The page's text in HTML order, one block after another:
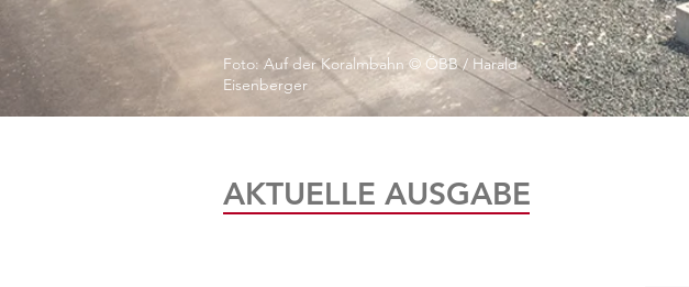
Foto: Auf der Koralmbahn © ÖBB / Harald
Eisenberger
AKTUELLE AUSGABE